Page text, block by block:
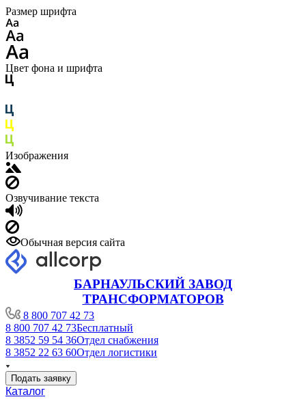
Размер шрифта
Цвет фона и шрифта
Изображения
Озвучивание текста
Обычная версия сайта
БАРНАУЛЬСКИЙ ЗАВОД
ТРАНСФОРМАТОРОВ
8 800 707 42 73
8 800 707 42 73Бесплатный
8 3852 59 54 36Отдел снабжения
8 3852 22 63 60Отдел логистики
Подать заявку
Каталог